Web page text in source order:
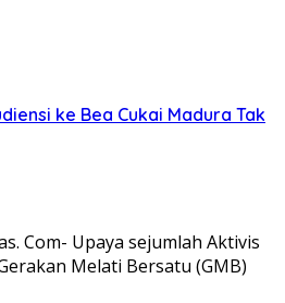
ke Bea Cukai Madura Tak
Com- Upaya sejumlah Aktivis
Melati Bersatu (GMB)